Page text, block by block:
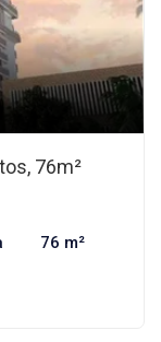
76m²
76 m²